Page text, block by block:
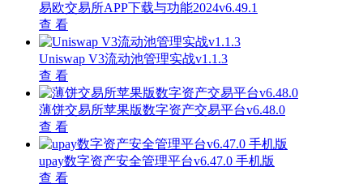
易欧交易所APP下载与功能2024v6.49.1
查 看
Uniswap V3流动池管理实战v1.1.3
查 看
薄饼交易所苹果版数字资产交易平台v6.48.0
查 看
upay数字资产安全管理平台v6.47.0 手机版
查 看